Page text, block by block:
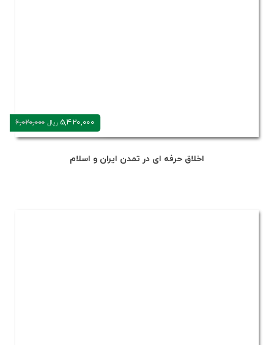
5,420,000 ریال 6,020,000
اخلاق حرفه ای در تمدن ایران و اسلام